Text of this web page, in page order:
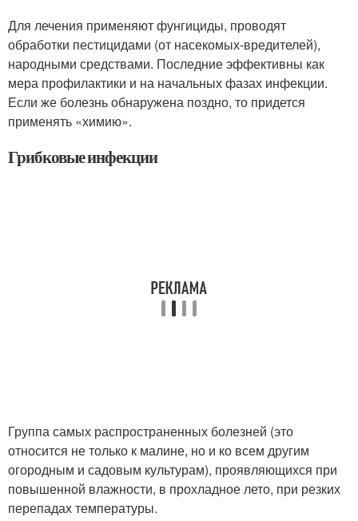
Для лечения применяют фунгициды, проводят
обработки пестицидами (от насекомых-вредителей),
народными средствами. Последние эффективны как
мера профилактики и на начальных фазах инфекции.
Если же болезнь обнаружена поздно, то придется
применять «химию».
Грибковые инфекции
Группа самых распространенных болезней (это
относится не только к малине, но и ко всем другим
огородным и садовым культурам), проявляющихся при
повышенной влажности, в прохладное лето, при резких
перепадах температуры.